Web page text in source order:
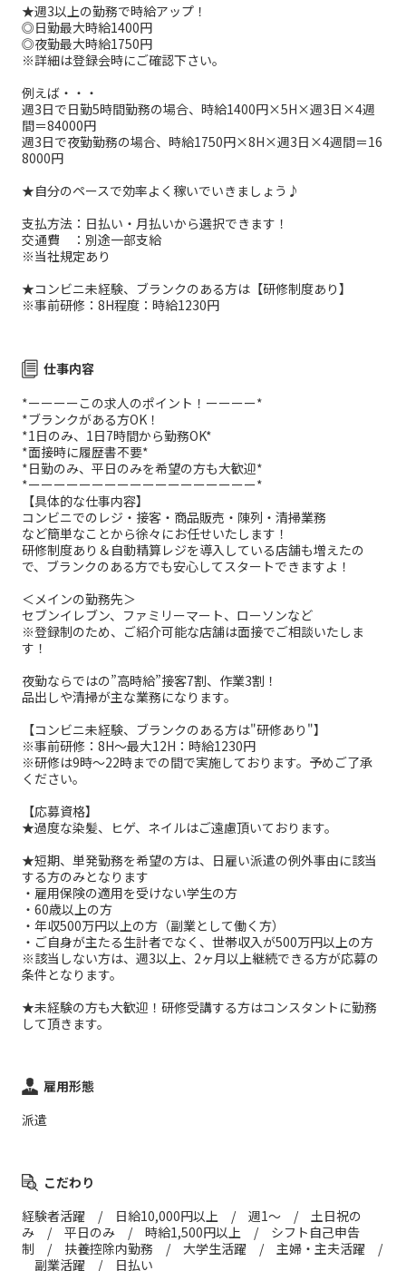
★週3以上の勤務で時給アップ！
◎日勤最大時給1400円
◎夜勤最大時給1750円
※詳細は登録会時にご確認下さい。
例えば・・・
週3日で日勤5時間勤務の場合、時給1400円×5H×週3日×4週
間＝84000円
週3日で夜勤勤務の場合、時給1750円×8H×週3日×4週間＝16
8000円
★自分のペースで効率よく稼いでいきましょう♪
支払方法：日払い・月払いから選択できます！
交通費 ：別途一部支給
※当社規定あり
★コンビニ未経験、ブランクのある方は【研修制度あり】
※事前研修：8H程度：時給1230円
仕事内容
*ーーーーこの求人のポイント！ーーーー*
*ブランクがある方OK！
*1日のみ、1日7時間から勤務OK*
*面接時に履歴書不要*
*日勤のみ、平日のみを希望の方も大歓迎*
*ーーーーーーーーーーーーーーーーーー*
【具体的な仕事内容】
コンビニでのレジ・接客・商品販売・陳列・清掃業務
など簡単なことから徐々にお任せいたします！
研修制度あり＆自動精算レジを導入している店舗も増えたの
で、ブランクのある方でも安心してスタートできますよ！
＜メインの勤務先＞
セブンイレブン、ファミリーマート、ローソンなど
※登録制のため、ご紹介可能な店舗は面接でご相談いたしま
す！
夜勤ならではの”高時給”接客7割、作業3割！
品出しや清掃が主な業務になります。
【コンビニ未経験、ブランクのある方は"研修あり"】
※事前研修：8H～最大12H：時給1230円
※研修は9時～22時までの間で実施しております。予めご了承
ください。
【応募資格】
★過度な染髪、ヒゲ、ネイルはご遠慮頂いております。
★短期、単発勤務を希望の方は、日雇い派遣の例外事由に該当
する方のみとなります
・雇用保険の適用を受けない学生の方
・60歳以上の方
・年収500万円以上の方（副業として働く方）
・ご自身が主たる生計者でなく、世帯収入が500万円以上の方
※該当しない方は、週3以上、2ヶ月以上継続できる方が応募の
条件となります。
★未経験の方も大歓迎！研修受講する方はコンスタントに勤務
して頂きます。
雇用形態
派遣
こだわり
経験者活躍 / 日給10,000円以上 / 週1～ / 土日祝の
み / 平日のみ / 時給1,500円以上 / シフト自己申告
制 / 扶養控除内勤務 / 大学生活躍 / 主婦・主夫活躍 /
副業活躍 / 日払い